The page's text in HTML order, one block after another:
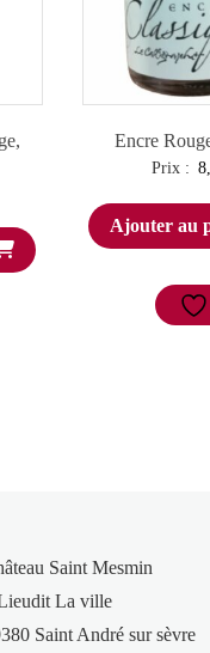
Encre
Prix :
Ajouter au
Saint Mesmin
La ville
Saint André sur sèvre